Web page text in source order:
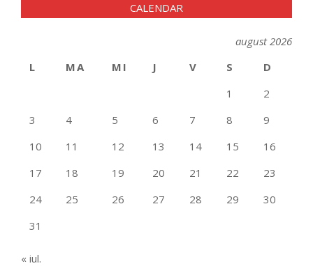
CALENDAR
august 2026
L
MA MI J V S
D
1
2
3
4 5 6 7 8
9
10
11 12 13 14 15
16
17
18 19 20 21 22
23
24
25 26 27 28 29
30
31
« iul.